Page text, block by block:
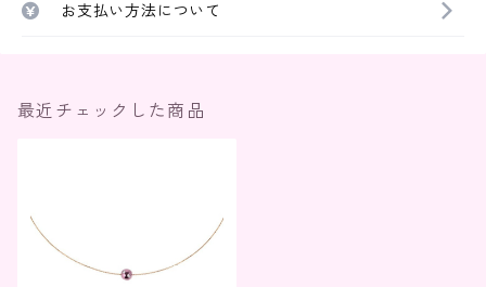
お支払い方法について
最近チェックした商品